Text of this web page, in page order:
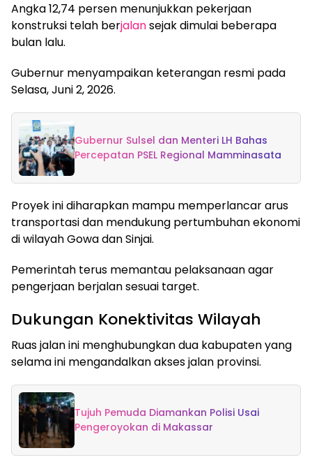
Angka 12,74 persen menunjukkan pekerjaan
konstruksi telah berjalansejak dimulai beberapa
bulan lalu.
Gubernur menyampaikan keterangan resmi pada
Selasa, Juni 2, 2026.
Gubernur Sulsel dan Menteri LH Bahas
Percepatan PSEL Regional Mamminasata
Proyek ini diharapkan mampu memperlancar arus
transportasi dan mendukung pertumbuhan ekonomi
di wilayah Gowa dan Sinjai.
Pemerintah terus memantau pelaksanaan agar
pengerjaan berjalan sesuai target.
Dukungan Konektivitas Wilayah
Ruas jalan ini menghubungkan dua kabupaten yang
selama ini mengandalkan akses jalan provinsi.
Tujuh Pemuda Diamankan Polisi Usai
Pengeroyokan di Makassar